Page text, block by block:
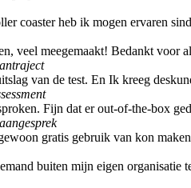
coaster heb ik mogen ervaren
veel meegemaakt! Bedankt
van de test. En Ik kreeg
Fijn dat er out-of-the-box
gratis gebruik van kon
buiten mijn eigen organisatie